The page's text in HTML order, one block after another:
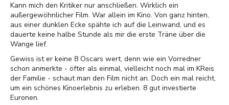
Kann mich den Kritiker nur anschließen. Wirklich ein
außergewöhnlicher Film. War allein im Kino. Von ganz hinten,
aus einer dunklen Ecke spähte ich auf die Leinwand, und es
dauerte keine halbe Stunde als mir die erste Träne über die
Wange lief.
Gewiss ist er keine 8 Oscars wert, denn wie ein Vorredner
schon anmerkte - öfter als einmal, vielleicht noch mal im KReis
der Familie - schaut man den Film nicht an. Doch ein mal reicht,
um ein schönes Kinoerlebnis zu erleben. 8 gut investierte
Euronen.